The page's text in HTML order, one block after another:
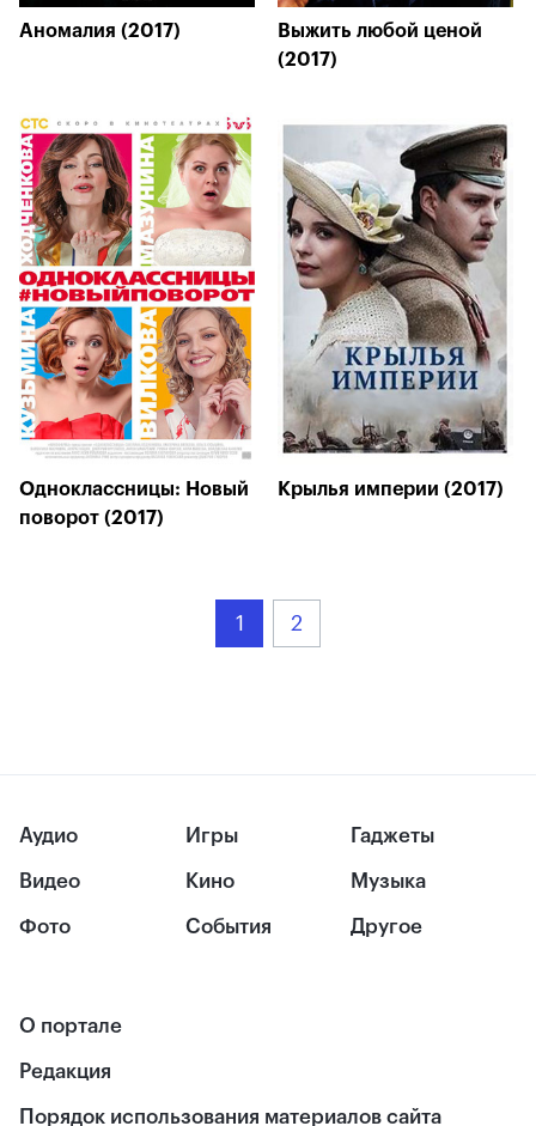
Аномалия (2017)
Выжить любой ценой
(2017)
Одноклассницы: Новый
поворот (2017)
Крылья империи (2017)
1 2
Аудио
Видео
Фото
Игры
Кино
События
Гаджеты
Музыка
Другое
О портале
Редакция
Порядок использования материалов сайта